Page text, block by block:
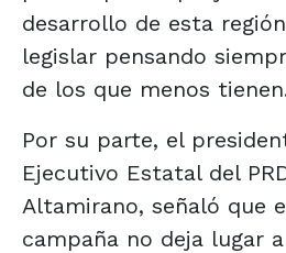
desarrollo de esta
legislar pensando
de los que menos
Por su parte, el
Ejecutivo Estatal del
Altamirano, señaló que
campaña no deja lugar